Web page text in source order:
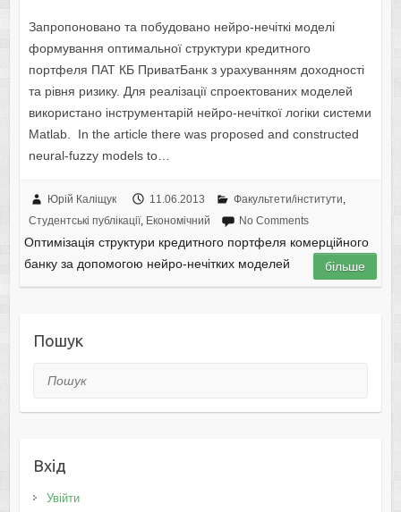
Запропоновано та побудовано нейро-нечіткі моделі
формування оптимальної структури кредитного
портфеля ПАТ КБ ПриватБанк з урахуванням доходності
та рівня ризику. Для реалізації спроектованих моделей
використано інструментарій нейро-нечіткої логіки системи
Matlab. In the article there was proposed and constructed
neural-fuzzy models to…
Юрій Каліщук 11.06.2013 Факультети/інститути,
Студентські публікації, Економічний No Comments
Оптимізація структури кредитного портфеля комерційного
банку за допомогою нейро-нечітких моделей
більше
Пошук
Пошук
Вхід
Увійти